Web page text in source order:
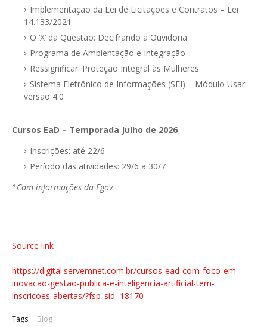
Implementação da Lei de Licitações e Contratos – Lei
14.133/2021
O ‘X’ da Questão: Decifrando a Ouvidoria
Programa de Ambientação e Integração
Ressignificar: Proteção Integral às Mulheres
Sistema Eletrônico de Informações (SEI) – Módulo Usar –
versão 4.0
Cursos EaD – Temporada Julho de 2026
Inscrições: até 22/6
Período das atividades: 29/6 a 30/7
*Com informações da Egov
Source link
https://digital.servemnet.com.br/cursos-ead-com-foco-em-
inovacao-gestao-publica-e-inteligencia-artificial-tem-
inscricoes-abertas/?fsp_sid=18170
Tags: Blog